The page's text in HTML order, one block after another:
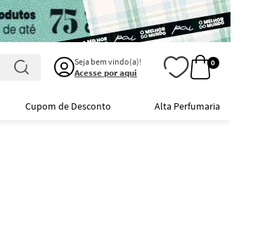
Seja bem vindo(a)!
Acesse por aqui
0
Cupom de Desconto Alta Perfumaria